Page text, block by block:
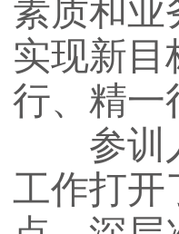
素质和业
实现新目
行、精一
参训人
工作打开